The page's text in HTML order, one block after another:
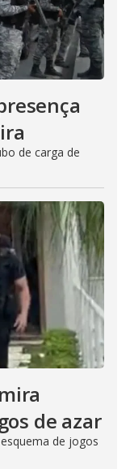
de carga de
de azar
de jogos